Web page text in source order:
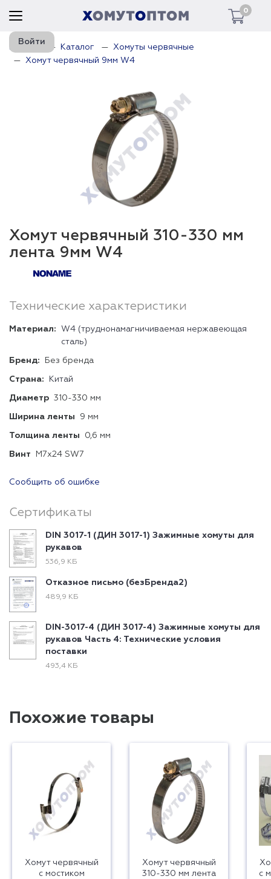
0
Войти
Главная Каталог
Хомуты червячные
Хомут червячный 9мм W4
Хомут червячный 310-330 мм
лента 9мм W4
Технические характеристики
Материал:
W4 (труднонамагничиваемая нержавеющая
сталь)
Бренд: Без бренда
Страна: Китай
Диаметр 310-330 мм
Ширина ленты 9 мм
Толщина ленты 0,6 мм
Винт М7х24 SW7
Сообщить об ошибке
Сертификаты
DIN 3017-1 (ДИН 3017-1) Зажимные хомуты для
рукавов
536,9 КБ
Отказное письмо (безБренда2)
489,9 КБ
DIN-3017-4 (ДИН 3017-4) Зажимные хомуты для
рукавов Часть 4: Технические условия
поставки
493,4 КБ
Похожие товары
Хомут червячный
с мостиком
Хомут червячный
310-330 мм лента
с